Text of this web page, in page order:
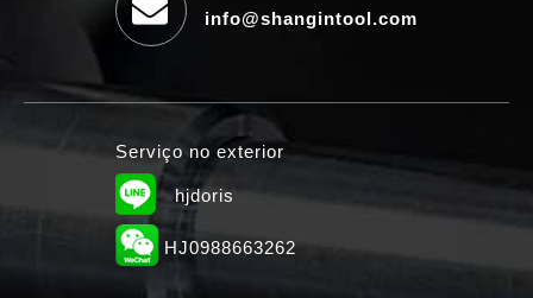
info@shangintool.com
Serviço no exterior
hjdoris
HJ0988663262